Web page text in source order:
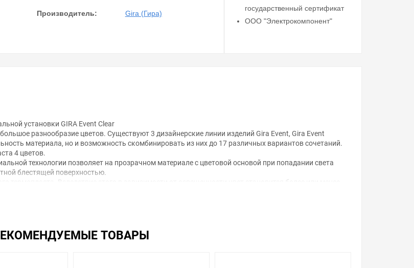
Производитель: Gira (Гира)
государственный сертификат
ООО "Электрокомпонент"
установки GIRA Event Clear
разнообразие цветов. Существуют 3 дизайнерские линии изделий Gira Event, Gira Event
материала, но и возможность скомбинировать из них до 17 различных вариантов сочетаний.
4 цветов.
технологии позволяет на прозрачном материале с цветовой основой при попадании света
блестящей поверхностью.
термопласта. Вследствие этого в зависимости от освещенности цвет становится более или менее
эффект.
информация о товарах не является офертой, наличие и стоимость оборудования
Вам в выборе оборудования и оформлении на него заказа.
ТОВАРЫ